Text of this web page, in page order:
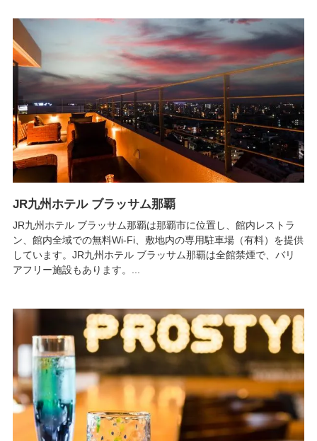
JR九州ホテル ブラッサム那覇
JR九州ホテル ブラッサム那覇は那覇市に位置し、館内レストラ
ン、館内全域での無料Wi-Fi、敷地内の専用駐車場（有料）を提供
しています。JR九州ホテル ブラッサム那覇は全館禁煙で、バリ
アフリー施設もあります。...